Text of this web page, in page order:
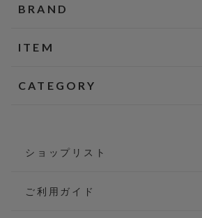
BRAND
ITEM
CATEGORY
ショップリスト
ご利用ガイド